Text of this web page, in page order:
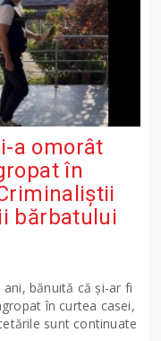
a omorât
în
bărbatului
bănuită că și-ar fi
în curtea casei,
sunt continuate